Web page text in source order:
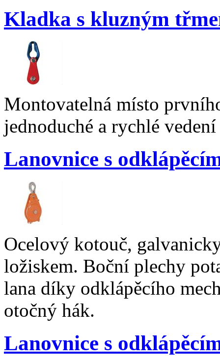
Kladka s kluzným
Montovatelná místo
jednoduché a rychlé
Lanovnice s
Ocelový kotouč,
ložiskem. Boční plechy
lana díky odklápěcího
otočný hák.
Lanovnice s